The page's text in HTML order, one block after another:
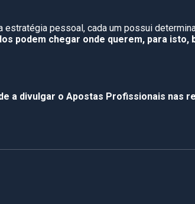
estratégia pessoal, cada um possui
podem chegar onde querem, para isto,
a divulgar o Apostas Profissionais nas